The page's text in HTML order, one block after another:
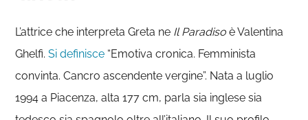
L’attrice che interpreta Greta ne Il Paradiso è Valentina
Ghelfi.Si definisce “Emotiva cronica. Femminista
convinta. Cancro ascendente vergine”. Nata a luglio
1994 a Piacenza, alta 177 cm, parla sia inglese sia